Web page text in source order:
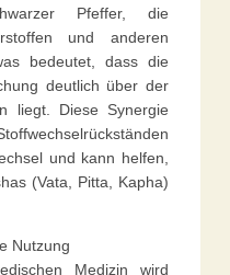
Pfeffer, die
und anderen
bedeutet, dass die
deutlich über der
liegt. Diese Synergie
und kann helfen,
(Vata, Pitta, Kapha)
Nutzung
Medizin wird